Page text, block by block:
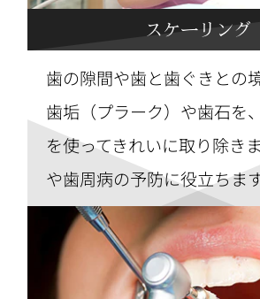
スケーリング
歯の隙間や歯と歯ぐきとの
歯垢（プラーク）や歯石を
を使ってきれいに取り除き
や歯周病の予防に役立ちます